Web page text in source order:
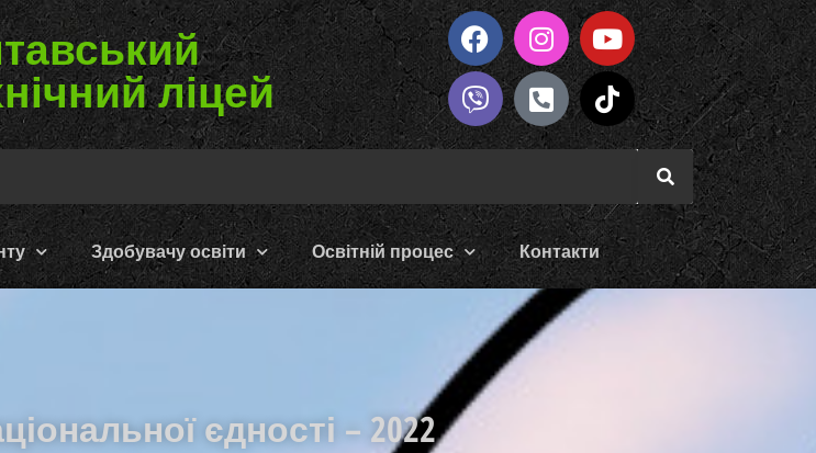
ліцей
Здобувачу освіти Освітній процес Контакти
єдності – 2022